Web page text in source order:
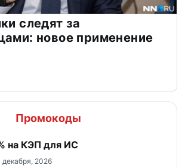
следят за
новое применение
Промокоды
на КЭП для ИС
декабря, 2026